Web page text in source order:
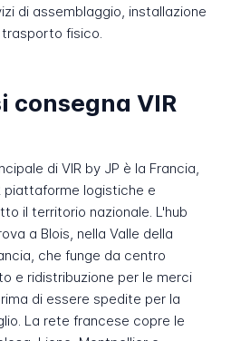
di assemblaggio, installazione
fisico.
consegna VIR
di VIR by JP è la Francia,
piattaforme logistiche e
il territorio nazionale. L'hub
a Blois, nella Valle della
che funge da centro
e ridistribuzione per le merci
di essere spedite per la
La rete francese copre le